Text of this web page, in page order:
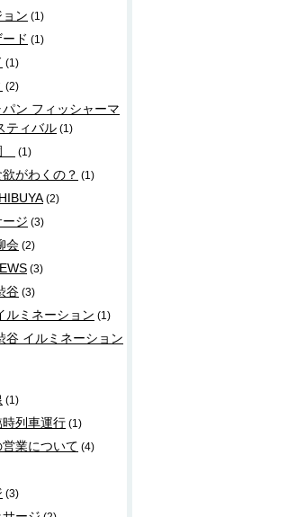
ン (1)
ド (1)
(1)
(2)
ン フィッシャーマ
ティバル (1)
(1)
がわくの？ (1)
(2)
ジ (3)
会 (2)
(3)
谷 (3)
ルミネーション (1)
谷 イルミネーション
(1)
列車運行 (1)
業について (4)
(3)